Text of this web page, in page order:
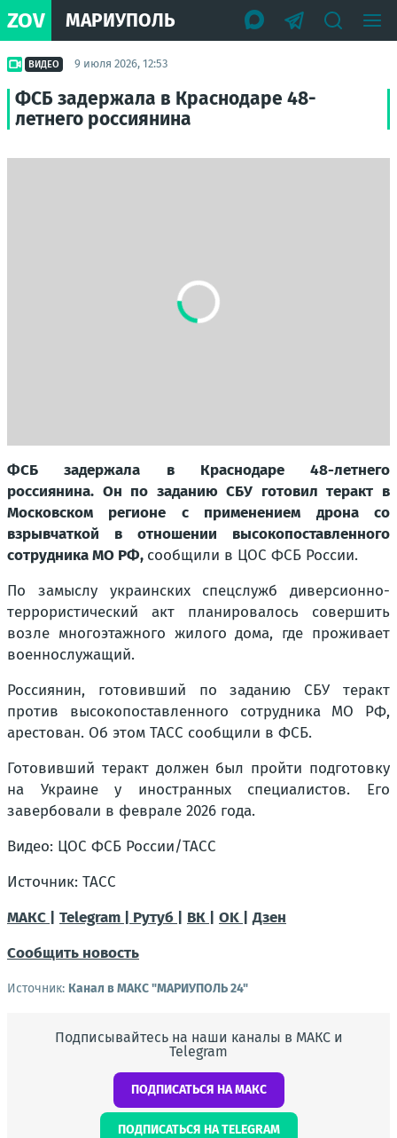
ZOV МАРИУПОЛЬ
ВИДЕО 9 июля 2026, 12:53
ФСБ задержала в Краснодаре 48-
летнего россиянина
ФСБ задержала в Краснодаре 48-летнего
россиянина. Он по заданию СБУ готовил теракт в
Московском регионе с применением дрона со
взрывчаткой в отношении высокопоставленного
сотрудника МО РФ, сообщили в ЦОС ФСБ России.
По замыслу украинских спецслужб диверсионно-
террористический акт планировалось совершить
возле многоэтажного жилого дома, где проживает
военнослужащий.
Россиянин, готовивший по заданию СБУ теракт
против высокопоставленного сотрудника МО РФ,
арестован. Об этом ТАСС сообщили в ФСБ.
Готовивший теракт должен был пройти подготовку
на Украине у иностранных специалистов. Его
завербовали в феврале 2026 года.
Видео: ЦОС ФСБ России/ТАСС
Источник: ТАСС
МАКС |
Telegram | Рутуб | ВК | OK |
Дзен
Сообщить новость
Источник: Канал в МАКС "МАРИУПОЛЬ 24"
Подписывайтесь на наши каналы в МАКС и
Telegram
ПОДПИСАТЬСЯ НА МАКС
ПОДПИСАТЬСЯ НА TELEGRAM